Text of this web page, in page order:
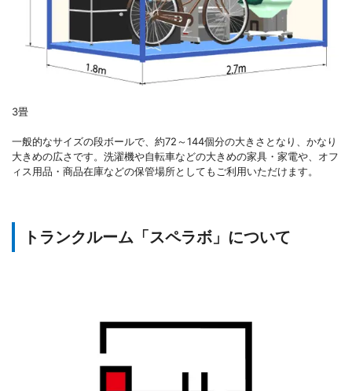
3畳
一般的なサイズの段ボールで、約72～144個分の大きさとなり、かなり
大きめの広さです。洗濯機や自転車などの大きめの家具・家電や、オフ
ィス用品・商品在庫などの保管場所としてもご利用いただけます。
トランクルーム「スペラボ」について